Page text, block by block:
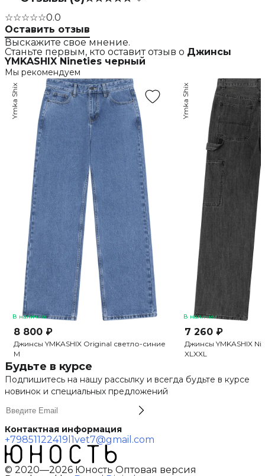
☆☆☆☆☆0.0
Оставить отзыв
Выскажите свое мнение.
Станьте первым, кто оставит отзыв о Джинсы
YMKASHIX Nineties черный
Мы рекомендуем
В наличии
Ymka Shix
8 800 ₽
Джинсы YMKASHIX Original светло-синие
M
В наличии
Ymka Shix
7 260 ₽
Джинсы YMKASHIX
XLXXL
Будьте в курсе
Подпишитесь на нашу рассылку и всегда будьте в курсе
новинок и специальных предложений
Контактная информация
+79851122419 l1vet7@gmail.com
© 2020—2026 Юность Оптовая версия